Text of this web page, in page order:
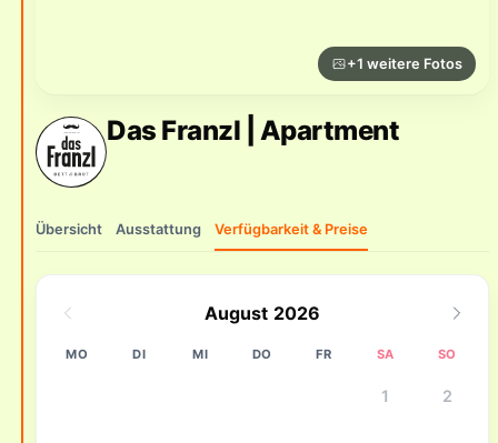
+1 weitere Fotos
Das Franzl | Apartment
Übersicht Ausstattung Verfügbarkeit & Preise
August 2026
MO DI MI DO FR SA SO
1 2